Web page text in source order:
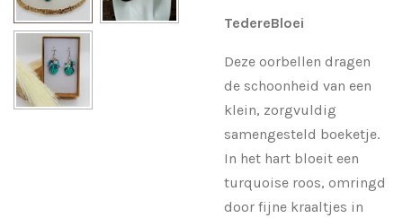
TedereBloei
Deze oorbellen dragen
de schoonheid van een
klein, zorgvuldig
samengesteld boeketje.
In het hart bloeit een
turquoise roos, omringd
door fijne kraaltjes in